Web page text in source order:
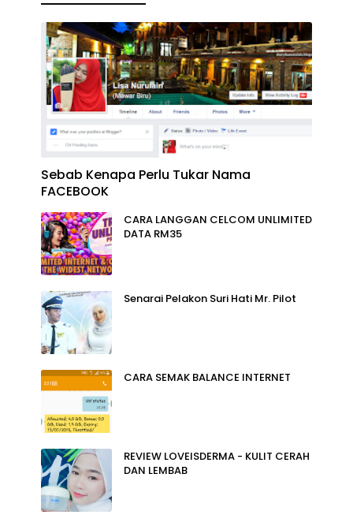
Sebab Kenapa Perlu Tukar Nama
FACEBOOK
CARA LANGGAN CELCOM UNLIMITED
DATA RM35
Senarai Pelakon Suri Hati Mr. Pilot
CARA SEMAK BALANCE INTERNET
REVIEW LOVEISDERMA - KULIT CERAH
DAN LEMBAB